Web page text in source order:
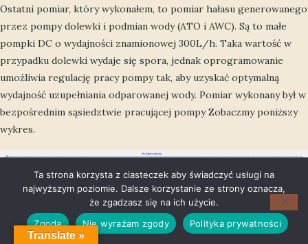
Ostatni pomiar, który wykonałem, to pomiar hałasu generowanego
przez pompy dolewki i podmian wody (ATO i AWC). Są to małe
pompki DC o wydajności znamionowej 300L/h. Taka wartość w
przypadku dolewki wydaje się spora, jednak oprogramowanie
umożliwia regulację pracy pompy tak, aby uzyskać optymalną
wydajność uzupełniania odparowanej wody. Pomiar wykonany był w
bezpośrednim sąsiedztwie pracującej pompy Zobaczmy poniższy
wykres.
Translate »
Ta strona korzysta z ciasteczek aby świadczyć usługi na
najwyższym poziomie. Dalsze korzystanie ze strony oznacza,
że zgadzasz się na ich użycie.
Zgoda
Nie wyrażam zgody Polityka prywatności